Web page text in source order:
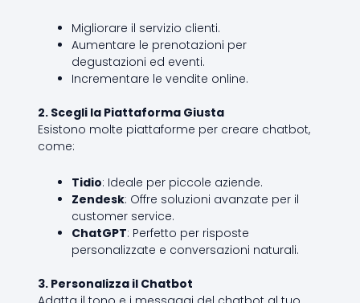
Migliorare il servizio clienti.
Aumentare le prenotazioni per
degustazioni ed eventi.
Incrementare le vendite online.
2. Scegli la Piattaforma Giusta
Esistono molte piattaforme per creare chatbot,
come:
Tidio: Ideale per piccole aziende.
Zendesk: Offre soluzioni avanzate per il
customer service.
ChatGPT: Perfetto per risposte
personalizzate e conversazioni naturali.
3. Personalizza il Chatbot